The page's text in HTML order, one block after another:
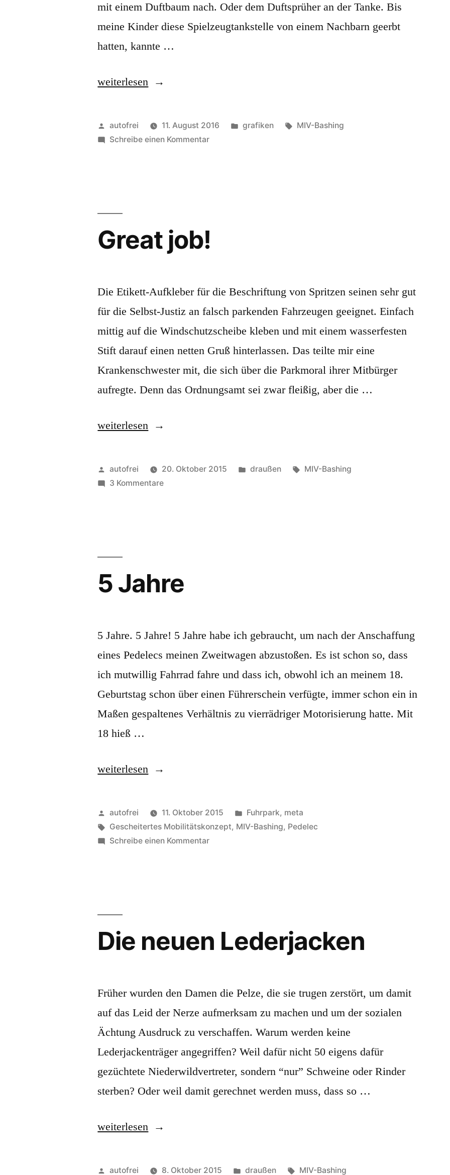
mit einem Duftbaum nach. Oder dem Duftsprüher an der Tanke. Bis
meine Kinder diese Spielzeugtankstelle von einem Nachbarn geerbt
hatten, kannte …
„Automobilismus
Kinderzimmer“
weiterlesen
Veröffentlicht
von
autofrei 11. August 2016
Veröffentlicht
grafiken Schlagwörter:
MIV-Bashing
Schreibe einen Kommentarzu
Great job!
Die Etikett-Aufkleber für die Beschriftung von Spritzen seinen sehr gut
für die Selbst-Justiz an falsch parkenden Fahrzeugen geeignet. Einfach
mittig auf die Windschutzscheibe kleben und mit einem wasserfesten
Stift darauf einen netten Gruß hinterlassen. Das teilte mir eine
Krankenschwester mit, die sich über die Parkmoral ihrer Mitbürger
aufregte. Denn das Ordnungsamt sei zwar fleißig, aber die …
„Great
weiterlesen
Veröffentlicht
von
autofrei 20. Oktober 2015
Veröffentlicht
draußen Schlagwörter:
MIV-Bashing
3 Kommentarezu
5 Jahre
5 Jahre. 5 Jahre! 5 Jahre habe ich gebraucht, um nach der Anschaffung
eines Pedelecs meinen Zweitwagen abzustoßen. Es ist schon so, dass
ich mutwillig Fahrrad fahre und dass ich, obwohl ich an meinem 18.
Geburtstag schon über einen Führerschein verfügte, immer schon ein in
Maßen gespaltenes Verhältnis zu vierrädriger Motorisierung hatte. Mit
18 hieß …
„5
weiterlesen
Veröffentlicht
von
autofrei 11. Oktober 2015
Veröffentlicht
in
Fuhrpark, meta
Schlagwörter:
Gescheitertes Mobilitätskonzept, MIV-Bashing, Pedelec
Schreibe einen Kommentarzu
Die neuen Lederjacken
Früher wurden den Damen die Pelze, die sie trugen zerstört, um damit
auf das Leid der Nerze aufmerksam zu machen und um der sozialen
Ächtung Ausdruck zu verschaffen. Warum werden keine
Lederjackenträger angegriffen? Weil dafür nicht 50 eigens dafür
gezüchtete Niederwildvertreter, sondern “nur” Schweine oder Rinder
sterben? Oder weil damit gerechnet werden muss, dass so …
„Die
Lederjacken“
weiterlesen
Veröffentlicht
autofrei 8. Oktober 2015 Veröffentlicht
draußen Schlagwörter:
MIV-Bashing